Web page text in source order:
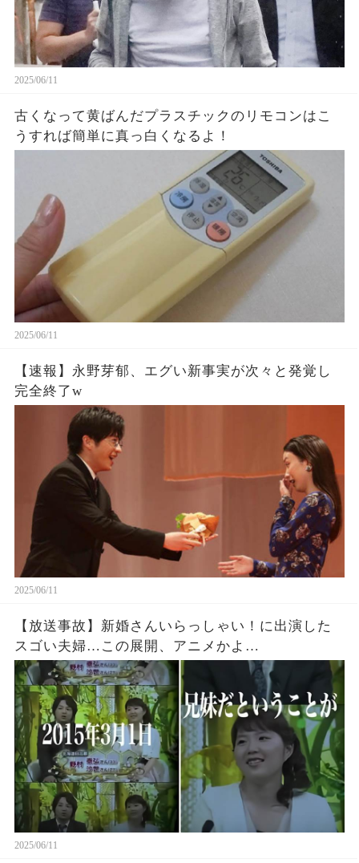
2025/06/11
古くなって黄ばんだプラスチックのリモコンはこ
うすれば簡単に真っ白くなるよ！
2025/06/11
【速報】永野芽郁、エグい新事実が次々と発覚し
完全終了w
2025/06/11
【放送事故】新婚さんいらっしゃい！に出演した
スゴい夫婦…この展開、アニメかよ…
2025/06/11